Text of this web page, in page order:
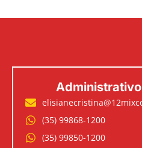
(35) 99868-1200
(35) 99850-1200